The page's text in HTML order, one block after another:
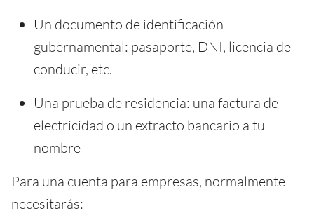
Un documento de identificación
gubernamental: pasaporte, DNI, licencia de
conducir, etc.
Una prueba de residencia: una factura de
electricidad o un extracto bancario a tu
nombre
Para una cuenta para empresas, normalmente
necesitarás: